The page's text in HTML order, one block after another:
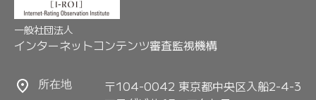
一般社団法人
インターネットコンテンツ審査監視機構
所在地
〒104-0042 東京都中央区入船2-4-3